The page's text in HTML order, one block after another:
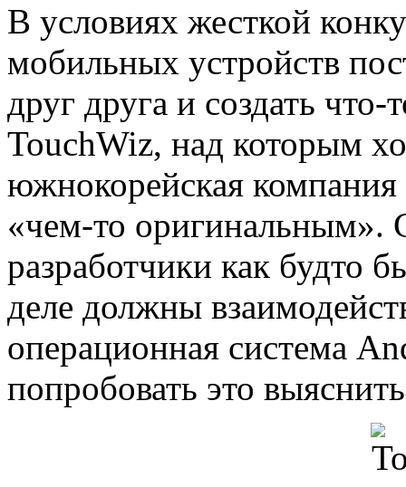
В условиях жесткой
мобильных устройств
друг друга и создать
TouchWiz, над которым
южнокорейская компания
«чем-то оригинальным».
разработчики как будто
деле должны
операционная система
попробовать это